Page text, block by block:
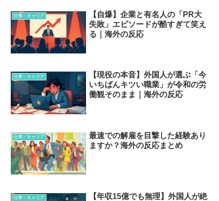
仕事・キャリア
【自爆】企業と有名人の「PR大
失敗」エピソードが酷すぎて笑え
る｜海外の反応
仕事・キャリア
【現役の本音】外国人が選ぶ「今
いちばんキツい職業」が令和の労
働観そのまま｜海外の反応
仕事・キャリア
最速での解雇を目撃した経験あり
ますか？海外の反応まとめ
仕事・キャリア
【年収15億でも無理】外国人が絶